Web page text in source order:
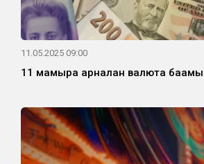
11.05.2025 09:00
11 мамырға арналған валюта бағамы